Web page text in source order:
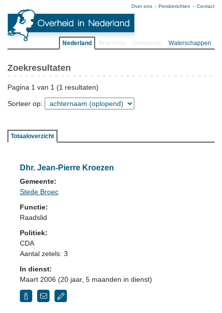
Over ons Persberichten Contact
Nederland Waterschappen
Zoekresultaten
Pagina 1 van 1 (1 resultaten)
Sorteer op:
Totaaloverzicht
Dhr. Jean-Pierre Kroezen
Gemeente:
Stede Broec
Functie:
Raadslid
Politiek:
CDA
Aantal zetels: 3
In dienst:
Maart 2006 (20 jaar, 5 maanden in dienst)